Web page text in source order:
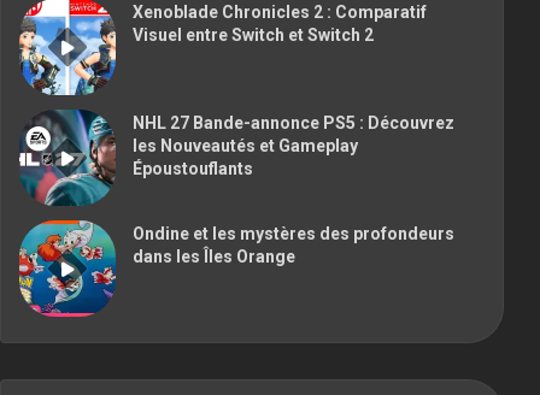
Xenoblade Chronicles 2 : Comparatif
Visuel entre Switch et Switch 2
NHL 27 Bande-annonce PS5 : Découvrez
les Nouveautés et Gameplay
Époustouflants
Ondine et les mystères des profondeurs
dans les Îles Orange